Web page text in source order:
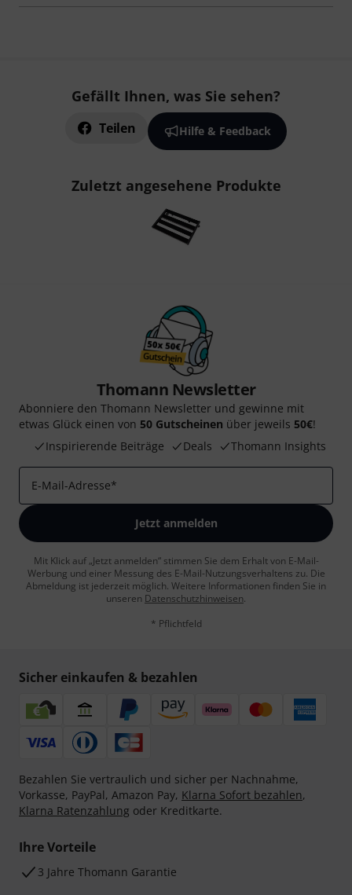
Gefällt Ihnen, was Sie sehen?
Teilen Hilfe & Feedback
Zuletzt angesehene Produkte
Thomann Newsletter
Abonniere den Thomann Newsletter und gewinne mit
etwas Glück einen von 50 Gutscheinen über jeweils 50€!
Inspirierende Beiträge
Deals Thomann Insights
E-Mail-Adresse*
Jetzt anmelden
Mit Klick auf „Jetzt anmelden“ stimmen Sie dem Erhalt von E-Mail-
Werbung und einer Messung des E-Mail-Nutzungsverhaltens zu. Die
Abmeldung ist jederzeit möglich. Weitere Informationen finden Sie in
unseren Datenschutzhinweisen.
* Pflichtfeld
Sicher einkaufen & bezahlen
Bezahlen Sie vertraulich und sicher per Nachnahme,
Vorkasse, PayPal, Amazon Pay, Klarna Sofort bezahlen,
Klarna Ratenzahlung oder Kreditkarte.
Ihre Vorteile
3 Jahre Thomann Garantie